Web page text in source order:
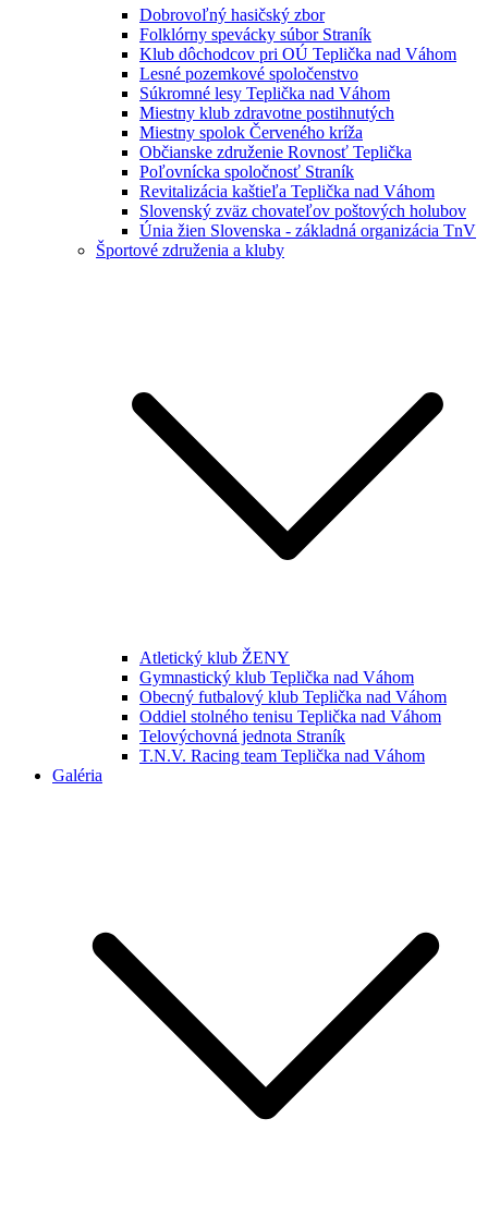
Dobrovoľný hasičský zbor
Folklórny spevácky súbor Straník
Klub dôchodcov pri OÚ Teplička nad Váhom
Lesné pozemkové spoločenstvo
Súkromné lesy Teplička nad Váhom
Miestny klub zdravotne postihnutých
Miestny spolok Červeného kríža
Občianske združenie Rovnosť Teplička
Poľovnícka spoločnosť Straník
Revitalizácia kaštieľa Teplička nad Váhom
Slovenský zväz chovateľov poštových holubov
Únia žien Slovenska - základná organizácia TnV
Športové združenia a kluby
Atletický klub ŽENY
Gymnastický klub Teplička nad Váhom
Obecný futbalový klub Teplička nad Váhom
Oddiel stolného tenisu Teplička nad Váhom
Telovýchovná jednota Straník
T.N.V. Racing team Teplička nad Váhom
Galéria